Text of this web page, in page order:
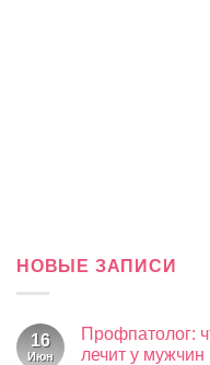
НОВЫЕ ЗАПИСИ
16
Июн
Профпатолог:
лечит у мужчин